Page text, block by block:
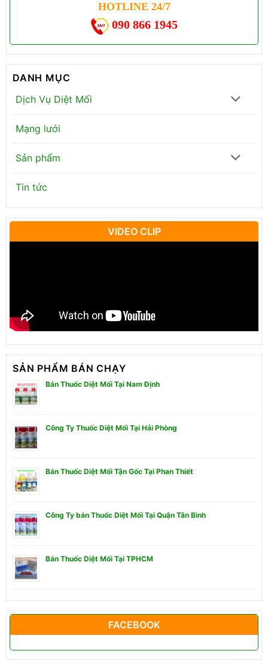
HOTLINE 24/7
090 866 1945
DANH MỤC
Dịch Vụ Diệt Mối
Mạng lưới
Sản phẩm
Tin tức
VIDEO CLIP
SẢN PHẨM BÁN CHẠY
Bán Thuốc Diệt Mối Tại Nam Định
Công Ty Thuốc Diệt Mối Tại Hải Phòng
Bán Thuốc Diệt Mối Tận Gốc Tại Phan Thiết
Công Ty bán Thuốc Diệt Mối Tại Quận Tân Bình
Bán Thuốc Diệt Mối Tại TPHCM
FACEBOOK